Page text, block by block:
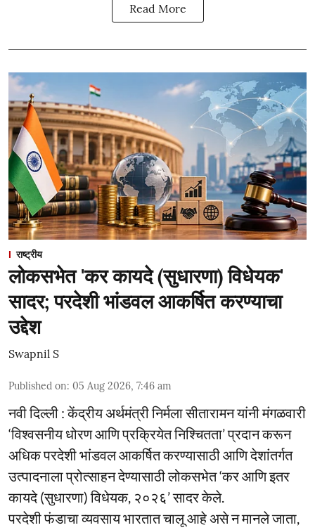
Read More
राष्ट्रीय
लोकसभेत 'कर कायदे (सुधारणा) विधेयक'
सादर; परदेशी भांडवल आकर्षित करण्याचा
उद्देश
Swapnil S
Published on: 05 Aug 2026, 7:46 am
नवी दिल्ली : केंद्रीय अर्थमंत्री निर्मला सीतारामन यांनी मंगळवारी
‘विश्वसनीय धोरण आणि प्रक्रियेत निश्चितता’ प्रदान करून
अधिक परदेशी भांडवल आकर्षित करण्यासाठी आणि देशांतर्गत
उत्पादनाला प्रोत्साहन देण्यासाठी लोकसभेत ‘कर आणि इतर
कायदे (सुधारणा) विधेयक, २०२६’ सादर केले.
परदेशी फंडाचा व्यवसाय भारतात चालू आहे असे न मानले जाता,